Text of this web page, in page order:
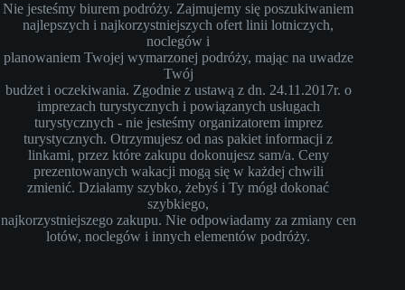
Nie jesteśmy biurem podróży. Zajmujemy się poszukiwaniem
najlepszych i najkorzystniejszych ofert linii lotniczych,
noclegów i
planowaniem Twojej wymarzonej podróży, mając na uwadze
Twój
budżet i oczekiwania. Zgodnie z ustawą z dn. 24.11.2017r. o
imprezach turystycznych i powiązanych usługach
turystycznych - nie jesteśmy organizatorem imprez
turystycznych. Otrzymujesz od nas pakiet informacji z
linkami, przez które zakupu dokonujesz sam/a. Ceny
prezentowanych wakacji mogą się w każdej chwili
zmienić. Działamy szybko, żebyś i Ty mógł dokonać
szybkiego,
najkorzystniejszego zakupu. Nie odpowiadamy za zmiany cen
lotów, noclegów i innych elementów podróży.